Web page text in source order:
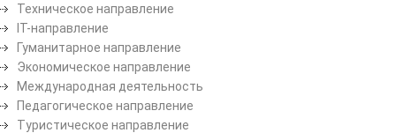
Техническое направление
ІТ-направление
Гуманитарное направление
Экономическое направление
Международная деятельность
Педагогическое направление
Туристическое направление